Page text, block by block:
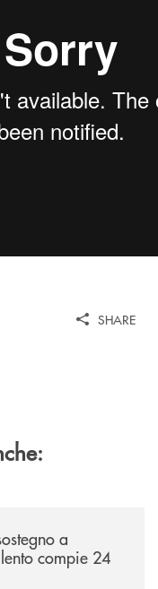
SHARE
a
compie 24